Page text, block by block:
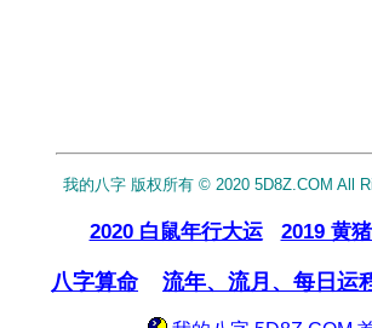
我的八字 版权所有 © 2020 5D8Z.COM All
2020 白鼠年行大运 2019 黄
八字算命 流年、流月、每日运